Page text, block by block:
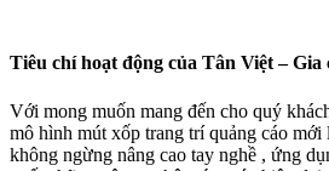
Tiêu chí hoạt động của Tân Việt –
Với mong muốn mang đến cho quý
mô hình mút xốp trang trí quảng cáo
không ngừng nâng cao tay nghề , ứng